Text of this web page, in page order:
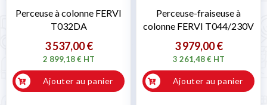
Perceuse à colonne FERVI
T032DA
3 537,00 €
2 899,18 € HT
Ajouter au panier
Perceuse-fraiseuse à
colonne FERVI T044/230V
3 979,00 €
3 261,48 € HT
Ajouter au panier